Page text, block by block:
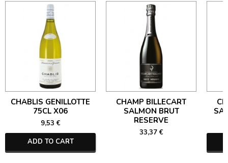
CHABLIS GENILLOTTE
75CL X06
9,53 €
ADD TO CART
CHAMP BILLECART
SALMON BRUT
RESERVE
33,37 €